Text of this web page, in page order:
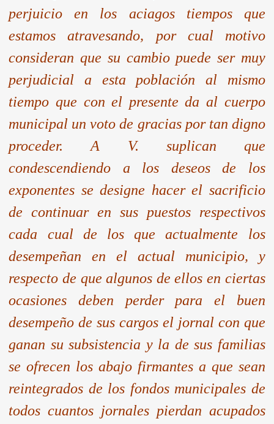
perjuicio en los aciagos tiempos que
estamos atravesando, por cual motivo
consideran que su cambio puede ser muy
perjudicial a esta población al mismo
tiempo que con el presente da al cuerpo
municipal un voto de gracias por tan digno
proceder. A V. suplican que
condescendiendo a los deseos de los
exponentes se designe hacer el sacrificio
de continuar en sus puestos respectivos
cada cual de los que actualmente los
desempeñan en el actual municipio, y
respecto de que algunos de ellos en ciertas
ocasiones deben perder para el buen
desempeño de sus cargos el jornal con que
ganan su subsistencia y la de sus familias
se ofrecen los abajo firmantes a que sean
reintegrados de los fondos municipales de
todos cuantos jornales pierdan acupados